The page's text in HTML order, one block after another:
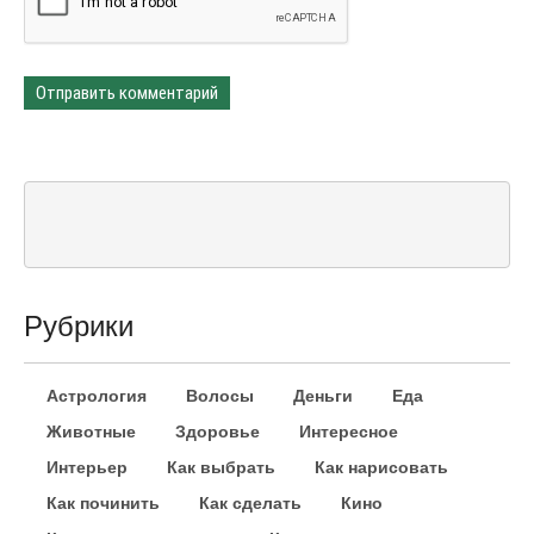
Рубрики
Астрология Волосы Деньги
Еда
Животные
Здоровье
Интересное
Интерьер
Как выбрать
Как нарисовать
Как починить
Как сделать
Кино